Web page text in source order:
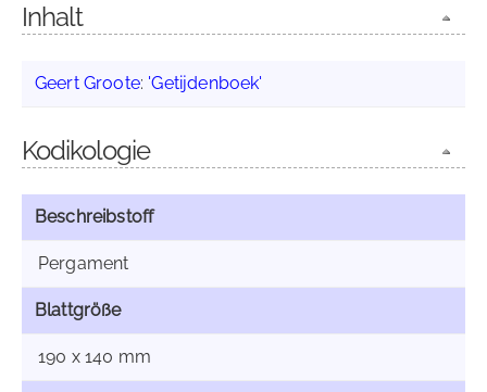
Inhalt
Geert Groote: 'Getijdenboek'
Kodikologie
Beschreibstoff
Pergament
Blattgröße
190 x 140 mm